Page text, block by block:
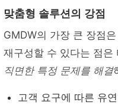
맞춤형 솔루션의 강점
GMDW의 가장 큰 장점
재구성할 수 있다는 점은
직면한 특정 문제를 해결
고객 요구에 따른 유